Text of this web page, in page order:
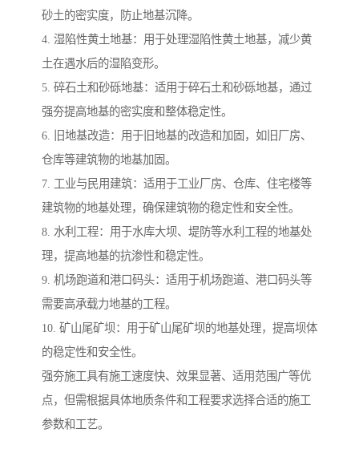
砂土的密实度，防止地基沉降。
4. 湿陷性黄土地基：用于处理湿陷性黄土地基，减少黄
土在遇水后的湿陷变形。
5. 碎石土和砂砾地基：适用于碎石土和砂砾地基，通过
强夯提高地基的密实度和整体稳定性。
6. 旧地基改造：用于旧地基的改造和加固，如旧厂房、
仓库等建筑物的地基加固。
7. 工业与民用建筑：适用于工业厂房、仓库、住宅楼等
建筑物的地基处理，确保建筑物的稳定性和安全性。
8. 水利工程：用于水库大坝、堤防等水利工程的地基处
理，提高地基的抗渗性和稳定性。
9. 机场跑道和港口码头：适用于机场跑道、港口码头等
需要高承载力地基的工程。
10. 矿山尾矿坝：用于矿山尾矿坝的地基处理，提高坝体
的稳定性和安全性。
强夯施工具有施工速度快、效果显著、适用范围广等优
点，但需根据具体地质条件和工程要求选择合适的施工
参数和工艺。